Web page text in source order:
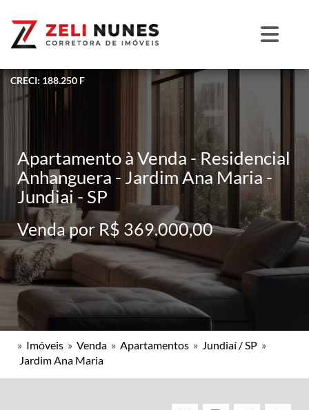
CRECI: 188.250 F
Apartamento à Venda - Residencial
Anhanguera - Jardim Ana Maria -
Jundiai - SP
Venda por R$ 369.000,00
» Imóveis » Venda » Apartamentos » Jundiaí / SP »
Jardim Ana Maria